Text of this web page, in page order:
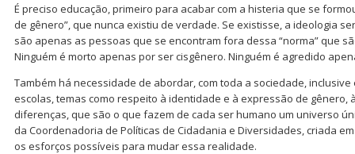
É preciso educação, primeiro para acabar com a histeria que se
de gênero”, que nunca existiu de verdade. Se existisse, a ideologia
são apenas as pessoas que se encontram fora dessa “norma” que
Ninguém é morto apenas por ser cisgênero. Ninguém é agredido
Também há necessidade de abordar, com toda a sociedade,
escolas, temas como respeito à identidade e à expressão de gênero,
diferenças, que são o que fazem de cada ser humano um universo
da Coordenadoria de Políticas de Cidadania e Diversidades, criada
os esforços possíveis para mudar essa realidade.